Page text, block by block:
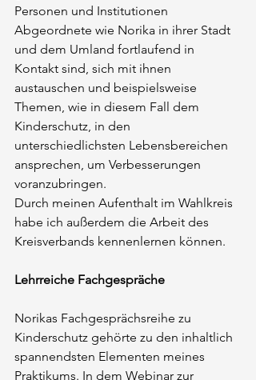
Personen und Institutionen
Abgeordnete wie Norika in ihrer Stadt
und dem Umland fortlaufend in
Kontakt sind, sich mit ihnen
austauschen und beispielsweise
Themen, wie in diesem Fall dem
Kinderschutz, in den
unterschiedlichsten Lebensbereichen
ansprechen, um Verbesserungen
voranzubringen.
Durch meinen Aufenthalt im Wahlkreis
habe ich außerdem die Arbeit des
Kreisverbands kennenlernen können.
Lehrreiche Fachgespräche
Norikas Fachgesprächsreihe zu
Kinderschutz gehörte zu den inhaltlich
spannendsten Elementen meines
Praktikums. In dem Webinar zur